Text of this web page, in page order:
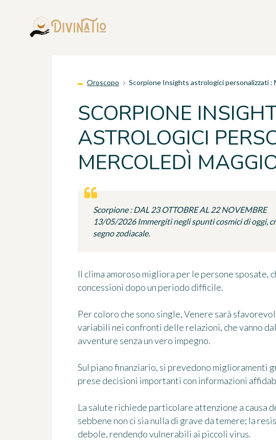
Oroscopo Scorpione Insights astrologici personalizzati :
SCORPIONE
ASTROLOGICI
MERCOLEDÌ
Scorpione : DAL 23 OTTOBRE AL 22 NOVEMBRE
13/05/2026 Immergiti negli spunti cosmici di oggi,
segno zodiacale.
Il clima amoroso migliora per le persone sposate,
concessioni dopo un periodo difficile.
Per coloro che sono single, Venere sarà
variabili nei confronti delle relazioni, che vanno
avventure senza un vero impegno.
Sul piano finanziario, si prevedono miglioramenti
prese decisioni importanti con informazioni
La salute richiede particolare attenzione a causa
sebbene non ci sia nulla di grave da temere; la
debole, rendendo vulnerabili ai piccoli virus.